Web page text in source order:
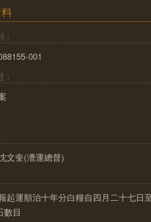
001
文奎(漕運總督)
起運順治十年分白糧自四月二十七日
數目